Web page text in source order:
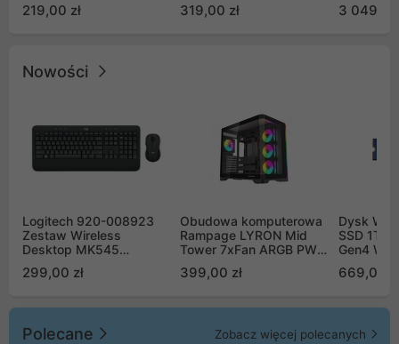
219,00 zł
Push Pull (2szt)
319,00 zł
GB2050S)
3 049,00
Nowości
Logitech 920-008923
Zestaw Wireless
Desktop MK545
299,00 zł
Obudowa komputerowa
Rampage LYRON Mid
Tower 7xFan ARGB PWM
399,00 zł
Dysk WD
SSD 1TB
Gen4
669,00
Polecane Zobacz więcej polecanych